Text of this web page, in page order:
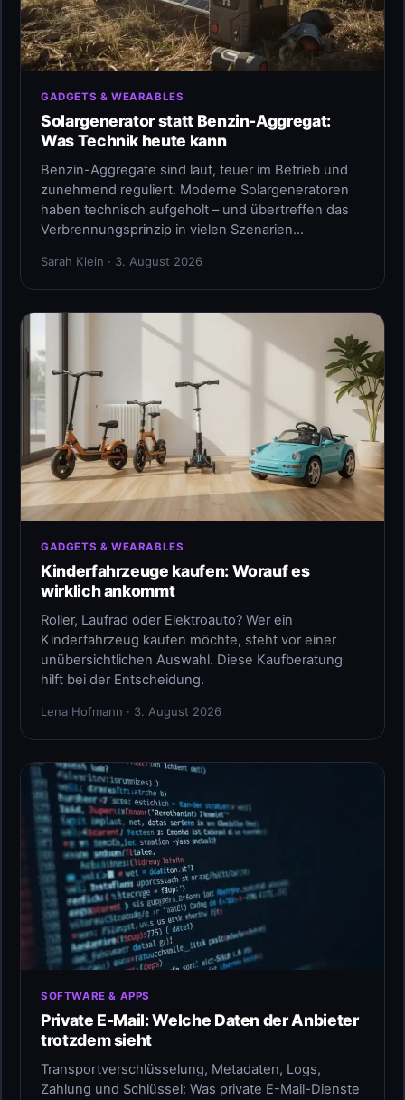
GADGETS & WEARABLES
Solargenerator statt Benzin-Aggregat:
Was Technik heute kann
Benzin-Aggregate sind laut, teuer im Betrieb und
zunehmend reguliert. Moderne Solargeneratoren
haben technisch aufgeholt – und übertreffen das
Verbrennungsprinzip in vielen Szenarien…
Sarah Klein · 3. August 2026
GADGETS & WEARABLES
Kinderfahrzeuge kaufen: Worauf es
wirklich ankommt
Roller, Laufrad oder Elektroauto? Wer ein
Kinderfahrzeug kaufen möchte, steht vor einer
unübersichtlichen Auswahl. Diese Kaufberatung
hilft bei der Entscheidung.
Lena Hofmann · 3. August 2026
SOFTWARE & APPS
Private E-Mail: Welche Daten der Anbieter
trotzdem sieht
Transportverschlüsselung, Metadaten, Logs,
Zahlung und Schlüssel: Was private E-Mail-Dienste